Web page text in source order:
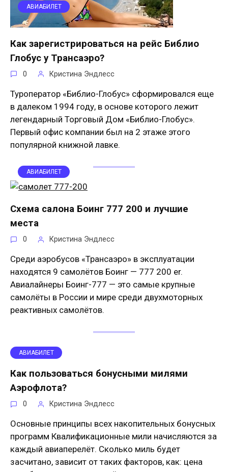
АВИАБИЛЕТ
Как зарегистрироваться на рейс Библио
Глобус у Трансаэро?
0 Кристина Эндлесс
Туроператор «Библио-Глобус» сформировался еще
в далеком 1994 году, в основе которого лежит
легендарный Торговый Дом «Библио-Глобус».
Первый офис компании был на 2 этаже этого
популярной книжной лавке.
АВИАБИЛЕТ
Схема салона Боинг 777 200 и лучшие
места
0 Кристина Эндлесс
Среди аэробусов «Трансаэро» в эксплуатации
находятся 9 самолётов Боинг — 777 200 er.
Авиалайнеры Боинг-777 — это самые крупные
самолёты в России и мире среди двухмоторных
реактивных самолётов.
АВИАБИЛЕТ
Как пользоваться бонусными милями
Аэрофлота?
0 Кристина Эндлесс
Основные принципы всех накопительных бонусных
программ Квалификационные мили начисляются за
каждый авиаперелёт. Сколько миль будет
засчитано, зависит от таких факторов, как: цена